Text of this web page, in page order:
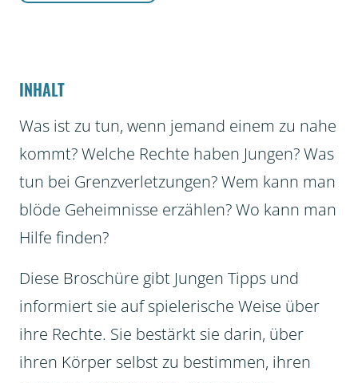
INHALT
Was ist zu tun, wenn jemand einem zu nahe
kommt? Welche Rechte haben Jungen? Was
tun bei Grenzverletzungen? Wem kann man
blöde Geheimnisse erzählen? Wo kann man
Hilfe finden?
Diese Broschüre gibt Jungen Tipps und
informiert sie auf spielerische Weise über
ihre Rechte. Sie bestärkt sie darin, über
ihren Körper selbst zu bestimmen, ihren